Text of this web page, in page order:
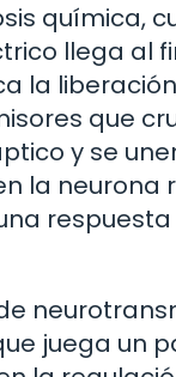
química,
llega al
la
que
y se
la neurona
juega un